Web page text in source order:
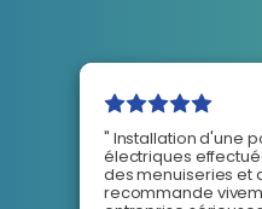
" Installation d'une
électriques
des menuiseries et
recommande